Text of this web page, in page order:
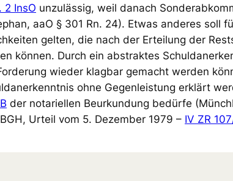
2 InsO unzulässig, weil danach
aaO § 301 Rn. 24). Etwas anderes
gelten, die nach der Erteilung der
können. Durch ein abstraktes
wieder klagbar gemacht werden
ohne Gegenleistung erklärt
der notariellen Beurkundung bedürfe
Urteil vom 5. Dezember 1979 – IV ZR